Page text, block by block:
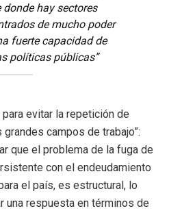
donde hay sectores
de mucho poder
fuerte capacidad de
políticas públicas”
evitar la repetición de
campos de trabajo”:
que el problema de la fuga de
con el endeudamiento
el país, es estructural, lo
una respuesta en términos de